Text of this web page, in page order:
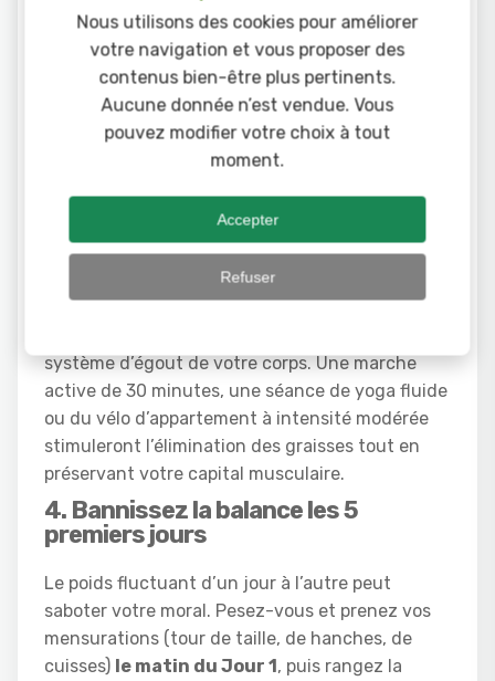
Évitez de démarrer votre C9 en pleine semaine
de rush professionnel intensif ou lors d’un
week-end d’invitations familiales. Idéalement,
commencez unvendredi ou un samedi. Ainsi,
les jours 1 et 2 (les plus calmes) se dérouleront à
la maison, vous permettant de vous reposer et
de respecter vos horaires de prises sans stress.
3. Pratiquez une activité physique
douce
Le repos total est une erreur. Le mouvement
système d’égout de votre corps. Une marche
active de 30 minutes, une séance de yoga fluide
ou du vélo d’appartement à intensité modérée
stimuleront l’élimination des graisses tout en
préservant votre capital musculaire.
4. Bannissez la balance les 5
premiers jours
Le poids fluctuant d’un jour à l’autre peut
saboter votre moral. Pesez-vous et prenez vos
mensurations (tour de taille, de hanches, de
cuisses) le matin du Jour 1, puis rangez la
Nous utilisons des cookies pour améliorer
votre navigation et vous proposer des
contenus bien-être plus pertinents.
Aucune donnée n’est vendue. Vous
pouvez modifier votre choix à tout
moment.
Accepter
Refuser